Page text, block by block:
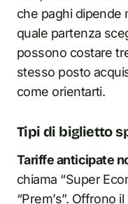
che paghi dipende
quale partenza
possono costare
stesso posto
come orientarti.
Tipi di biglietto
Tariffe anticipate
chiama “Super
“Prem’s”. Offrono